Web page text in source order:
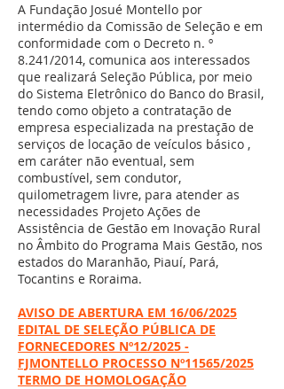
A Fundação Josué Montello por
intermédio da Comissão de Seleção e em
conformidade com o Decreto n. º
8.241/2014, comunica aos interessados
que realizará Seleção Pública, por meio
do Sistema Eletrônico do Banco do Brasil,
tendo como objeto a contratação de
empresa especializada na prestação de
serviços de locação de veículos básico ,
em caráter não eventual, sem
combustível, sem condutor,
quilometragem livre, para atender as
necessidades Projeto Ações de
Assistência de Gestão em Inovação Rural
no Âmbito do Programa Mais Gestão, nos
estados do Maranhão, Piauí, Pará,
Tocantins e Roraima.
AVISO DE ABERTURA EM 16/06/2025
EDITAL DE SELEÇÃO PÚBLICA DE
FORNECEDORES Nº12/2025 -
FJMONTELLO PROCESSO Nº11565/2025
TERMO DE HOMOLOGAÇÃO